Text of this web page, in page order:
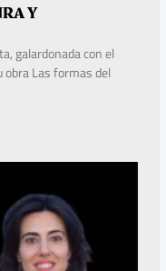
Y
galardonada con el
Las formas del